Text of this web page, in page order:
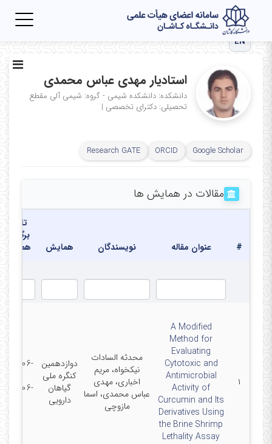
EN
استادیار مهدی عباس محمدی
دانشکده: دانشکده شیمی - گروه: شیمی آلی مقطع
تحصیلی: دکترای تخصصی |
Google Scholar
ORCID
Research GATE
مقالات در همایش ها
# عنوان مقاله نویسندگان همایش
تاریخ
برگزاری
همایش
۱
A Modified
Method for
Evaluating
Cytotoxic and
Antimicrobial
Activity of
Curcumin and Its
Derivatives Using
the Brine Shrimp
Lethality Assay
محدثه السادات
نیکخواه، مریم
اخباری، مهدی
عباس محمدی، اسما
مازوچی
دوازدهمین
کنگره ملی
گیاهان
دارویی
2025-06-
2025-06-